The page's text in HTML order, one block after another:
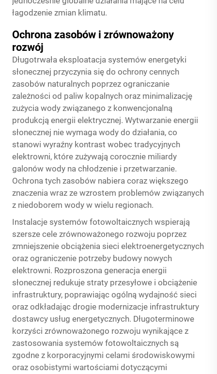
łagodzenie zmian klimatu.
Ochrona zasobów i zrównoważony
rozwój
Długotrwała eksploatacja systemów energetyki
słonecznej przyczynia się do ochrony cennych
zasobów naturalnych poprzez ograniczanie
zależności od paliw kopalnych oraz minimalizację
zużycia wody związanego z konwencjonalną
produkcją energii elektrycznej. Wytwarzanie energii
słonecznej nie wymaga wody do działania, co
stanowi wyraźny kontrast wobec tradycyjnych
elektrowni, które zużywają corocznie miliardy
galonów wody na chłodzenie i przetwarzanie.
Ochrona tych zasobów nabiera coraz większego
znaczenia wraz ze wzrostem problemów związanych
z niedoborem wody w wielu regionach.
Instalacje systemów fotowoltaicznych wspierają
szersze cele zrównoważonego rozwoju poprzez
zmniejszenie obciążenia sieci elektroenergetycznych
oraz ograniczenie potrzeby budowy nowych
elektrowni. Rozproszona generacja energii
słonecznej redukuje straty przesyłowe i obciążenie
infrastruktury, poprawiając ogólną wydajność sieci
oraz odkładając drogie modernizacje infrastruktury
dostawcy usług energetycznych. Długoterminowe
korzyści zrównoważonego rozwoju wynikające z
zastosowania systemów fotowoltaicznych są
zgodne z korporacyjnymi celami środowiskowymi
oraz osobistymi wartościami dotyczącymi